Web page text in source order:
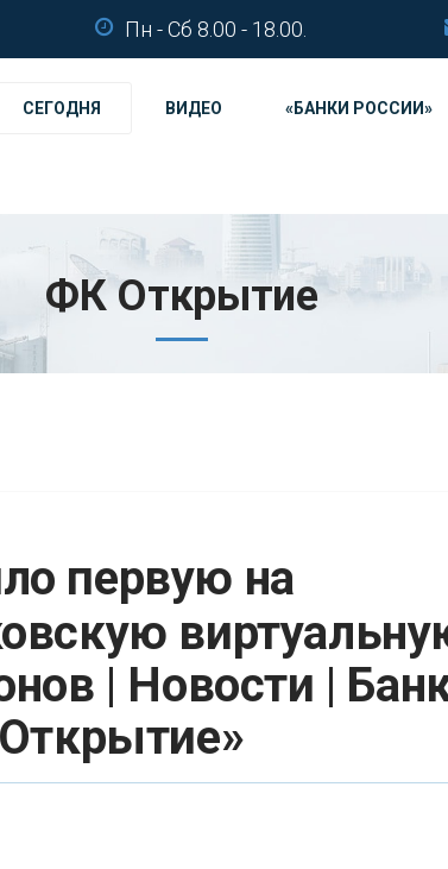
Пн - Сб 8.00 - 18.00.
СЕГОДНЯ ВИДЕО «БАНКИ РОССИИ»
ФК Открытие
первую на
| Новости |